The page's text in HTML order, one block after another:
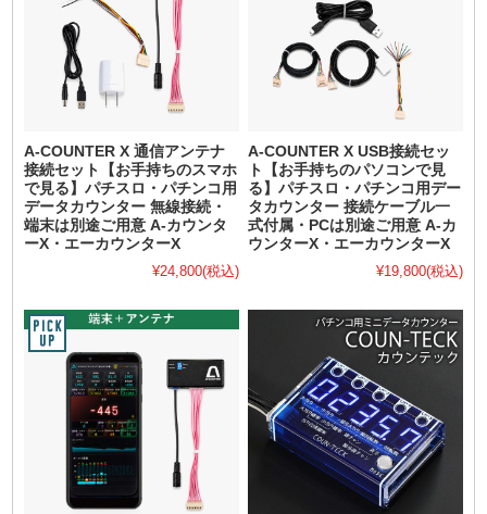
A-COUNTER X 通信アンテナ
接続セット【お手持ちのスマホ
で見る】パチスロ・パチンコ用
データカウンター 無線接続・
端末は別途ご用意 A-カウンタ
ーX・エーカウンターX
¥24,800(税込)
A-COUNTER X USB接続セッ
ト【お手持ちのパソコンで見
る】パチスロ・パチンコ用デー
タカウンター 接続ケーブル一
式付属・PCは別途ご用意 A-カ
ウンターX・エーカウンターX
¥19,800(税込)